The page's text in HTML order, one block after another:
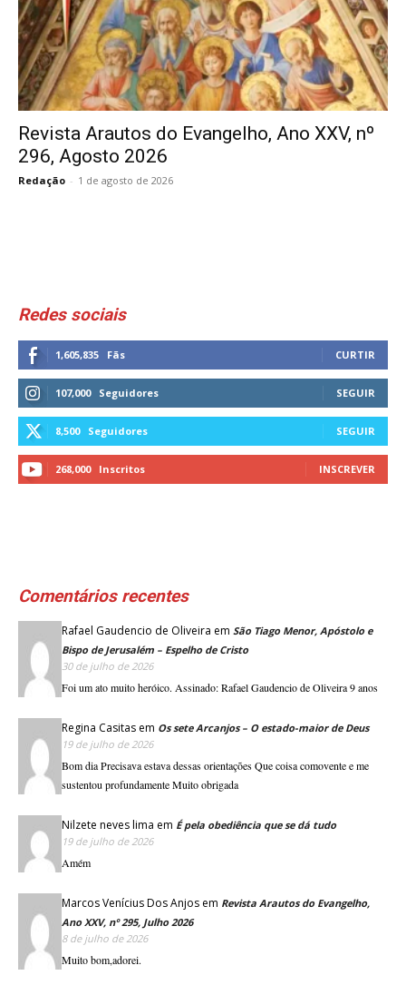
Revista Arautos do Evangelho, Ano XXV, nº
296, Agosto 2026
Redação - 1 de agosto de 2026
Redes sociais
1,605,835 Fãs CURTIR
107,000 Seguidores SEGUIR
8,500 Seguidores SEGUIR
268,000 Inscritos INSCREVER
Comentários recentes
Rafael Gaudencio de Oliveira em São Tiago Menor, Apóstolo e
Bispo de Jerusalém – Espelho de Cristo
30 de julho de 2026
Foi um ato muito heróico. Assinado: Rafael Gaudencio de Oliveira 9 anos
Regina Casitas em Os sete Arcanjos – O estado-maior de Deus
19 de julho de 2026
Bom dia Precisava estava dessas orientações Que coisa comovente e me
sustentou profundamente Muito obrigada
Nilzete neves lima em É pela obediência que se dá tudo
19 de julho de 2026
Amém
Marcos Venícius Dos Anjos em Revista Arautos do Evangelho,
Ano XXV, nº 295, Julho 2026
8 de julho de 2026
Muito bom,adorei.